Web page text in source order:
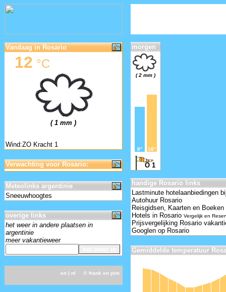
Vandaag in Rosario
12 °C
( 1 mm )
Wind:ZO Kracht 1
Verwachting voor Rosario:
Meteolinks argentinie
Sneeuwhoogtes
overige links
het weer in andere plaatsen in
argentinie
meer vakantieweer
en | nl © frank en pim
morgen
( 2 mm )
8° 16°
O 1
handige Rosario links
Lastminute hotelaanbiedingen
Autohuur Rosario
Reisgidsen, Kaarten en Boeken
Hotels in Rosario Vergelijk en
Prijsvergelijking Rosario
Googlen op Rosario
Gemiddelde temperatuur